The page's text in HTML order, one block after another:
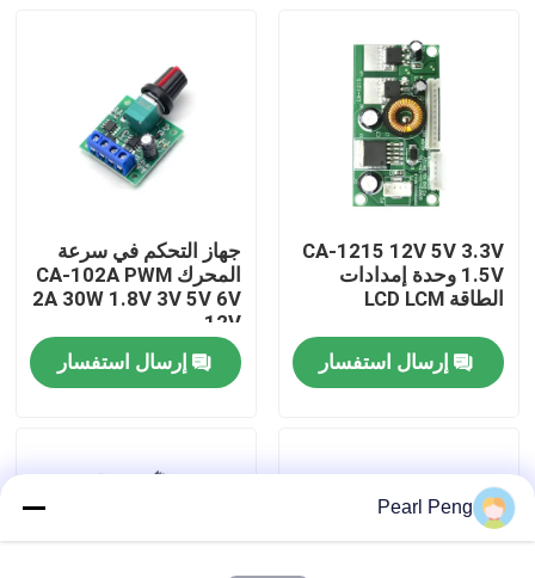
معلومات عنا
جولة في المصنع
مراقبة الجودة
اتصل بنا
أخبار
وحدة لوحة مكبر
CA-1215 12V 5V 3.3V
1.5V وحدة إمدادات
الطاقة LCD LCM
إرسال استفسار
جهاز التحكم في سرعة
المحرك CA-102A PWM
2A 30W 1.8V 3V 5V 6V
12V
إرسال استفسار
Pearl Peng